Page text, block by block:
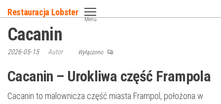
do
treści
Restauracja Lobster
Menu
Cacanin
2026-05-15 Autor Wyłączono
Cacanin – Urokliwa część Frampola
Cacanin to malownicza część miasta Frampol, położona w